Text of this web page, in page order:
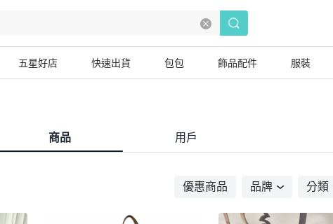
五星好店 快速出貨 包包 飾品配件 服裝
商品 用戶
優惠商品 品牌 分類